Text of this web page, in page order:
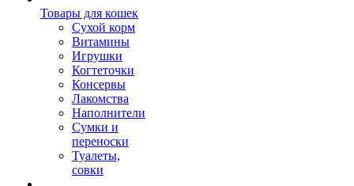
Товары для кошек
Cухой корм
Витамины
Игрушки
Когтеточки
Консервы
Лакомства
Наполнители
Сумки и
переноски
Туалеты,
совки